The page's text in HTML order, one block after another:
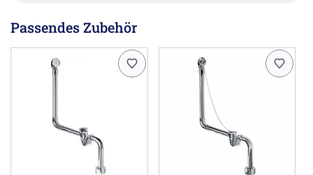
Passendes Zubehör